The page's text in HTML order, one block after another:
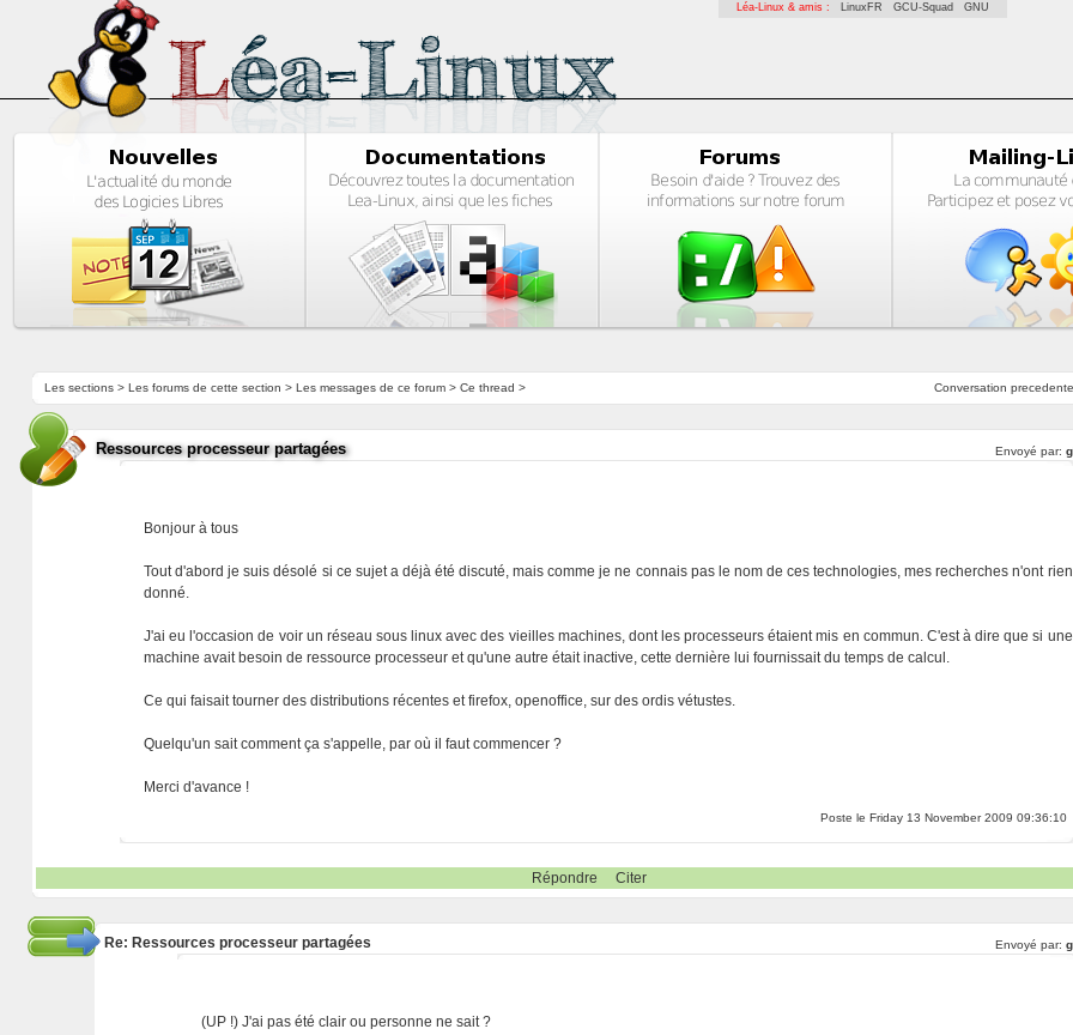
Léa-Linux & amis : LinuxFR GCU-Squad GNU
Conversation precedente
Les sections> Les forums de cette section > Les messages de ce forum> Ce thread >
Ressources processeur partagées Envoyé par:
Bonjour à tous
Tout d'abord je suis désolé si ce sujet a déjà été discuté, mais comme je ne connais pas le nom de ces technologies, mes recherches n'ont rien
donné.
J'ai eu l'occasion de voir un réseau sous linux avec des vieilles machines, dont les processeurs étaient mis en commun. C'est à dire que si une
machine avait besoin de ressource processeur et qu'une autre était inactive, cette dernière lui fournissait du temps de calcul.
Ce qui faisait tourner des distributions récentes et firefox, openoffice, sur des ordis vétustes.
Quelqu'un sait comment ça s'appelle, par où il faut commencer ?
Merci d'avance !
Poste le Friday 13 November 2009 09:36:10
Répondre Citer
Re: Ressources processeur partagées Envoyé par:
(UP !) J'ai pas été clair ou personne ne sait ?